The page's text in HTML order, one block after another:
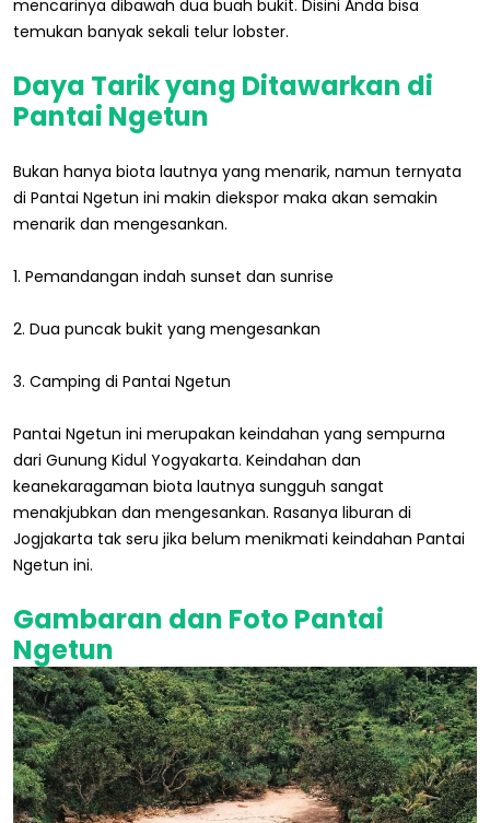
mencarinya dibawah dua buah bukit. Disini Anda bisa
temukan banyak sekali telur lobster.
Daya Tarik yang Ditawarkan di
Pantai Ngetun
Bukan hanya biota lautnya yang menarik, namun ternyata
di Pantai Ngetun ini makin diekspor maka akan semakin
menarik dan mengesankan.
1. Pemandangan indah sunset dan sunrise
2. Dua puncak bukit yang mengesankan
3. Camping di Pantai Ngetun
Pantai Ngetun ini merupakan keindahan yang sempurna
dari Gunung Kidul Yogyakarta. Keindahan dan
keanekaragaman biota lautnya sungguh sangat
menakjubkan dan mengesankan. Rasanya liburan di
Jogjakarta tak seru jika belum menikmati keindahan Pantai
Ngetun ini.
Gambaran dan Foto Pantai
Ngetun